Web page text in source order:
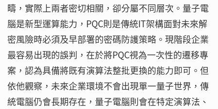
疇，實際上兩者密切相關，卻分屬不同層次。量子電
腦是新型運算能力，PQC則是傳統IT架構面對未來解
密風險時必須及早部署的密碼防護策略。現階段企業
最容易出現的誤判，在於將PQC視為一次性的遷移專
案，認為具備將既有演算法整批更換的能力即可。但
依他觀察，未來企業環境不會出現單一量子世界，傳
統電腦仍會長期存在，量子電腦則會在特定演算法、